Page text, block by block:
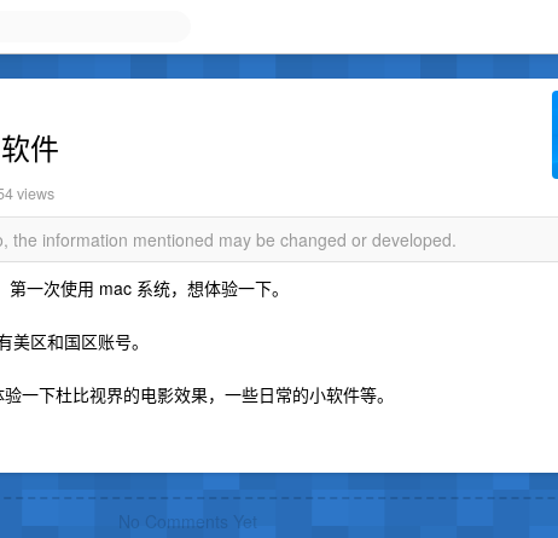
件
views
the information mentioned may be changed or developed.
一次使用 mac 系统，想体验一下。
区和国区账号。
一下杜比视界的电影效果，一些日常的小软件等。
No Comments Yet